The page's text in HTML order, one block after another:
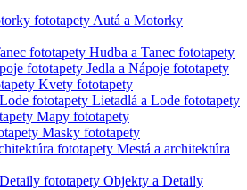
Autá a Motorky
Hudba a Tanec fototapety
Jedla a Nápoje fototapety
Kvety fototapety
Lietadlá a Lode fototapety
Mapy fototapety
Masky fototapety
Mestá a architektúra
Objekty a Detaily